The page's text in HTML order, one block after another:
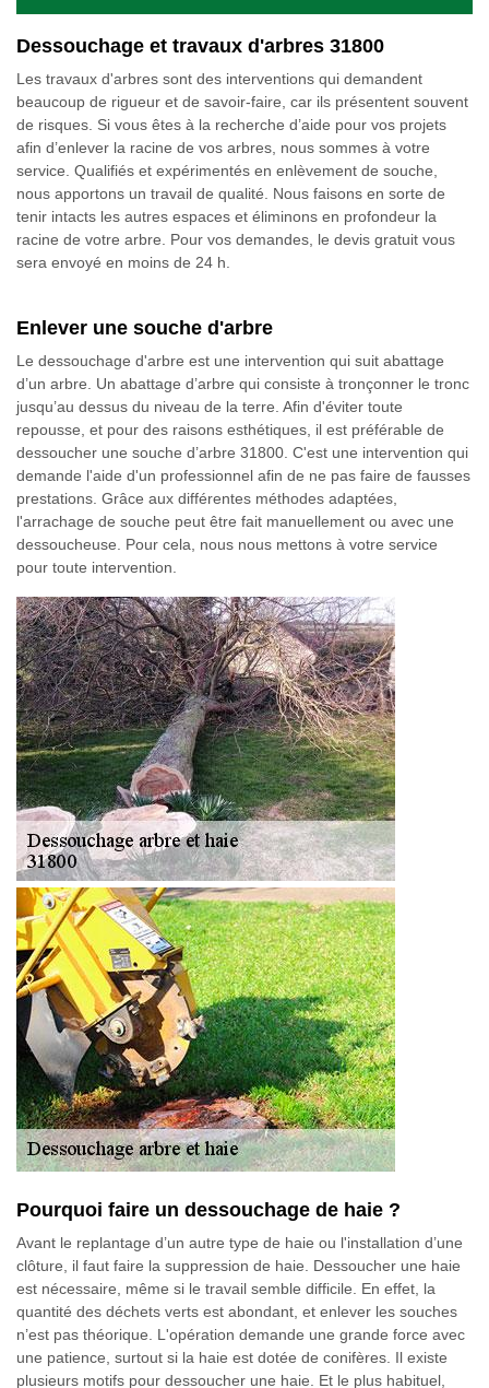
Dessouchage et travaux d'arbres 31800
Les travaux d'arbres sont des interventions qui demandent
beaucoup de rigueur et de savoir-faire, car ils présentent souvent
de risques. Si vous êtes à la recherche d’aide pour vos projets
afin d’enlever la racine de vos arbres, nous sommes à votre
service. Qualifiés et expérimentés en enlèvement de souche,
nous apportons un travail de qualité. Nous faisons en sorte de
tenir intacts les autres espaces et éliminons en profondeur la
racine de votre arbre. Pour vos demandes, le devis gratuit vous
sera envoyé en moins de 24 h.
Enlever une souche d'arbre
Le dessouchage d'arbre est une intervention qui suit abattage
d’un arbre. Un abattage d’arbre qui consiste à tronçonner le tronc
jusqu’au dessus du niveau de la terre. Afin d'éviter toute
repousse, et pour des raisons esthétiques, il est préférable de
dessoucher une souche d’arbre 31800. C'est une intervention qui
demande l'aide d'un professionnel afin de ne pas faire de fausses
prestations. Grâce aux différentes méthodes adaptées,
l'arrachage de souche peut être fait manuellement ou avec une
dessoucheuse. Pour cela, nous nous mettons à votre service
pour toute intervention.
Pourquoi faire un dessouchage de haie ?
Avant le replantage d’un autre type de haie ou l'installation d’une
clôture, il faut faire la suppression de haie. Dessoucher une haie
est nécessaire, même si le travail semble difficile. En effet, la
quantité des déchets verts est abondant, et enlever les souches
n’est pas théorique. L'opération demande une grande force avec
une patience, surtout si la haie est dotée de conifères. Il existe
plusieurs motifs pour dessoucher une haie. Et le plus habituel,